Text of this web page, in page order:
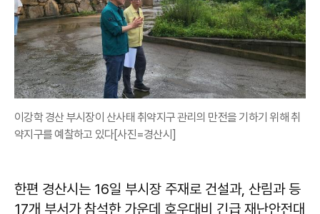
이강학 경산 부시장이 산사태 취약지구 관리의 만전을 기하기 위해 취
약지구를 예찰하고 있다[사진=경산시]
한편 경산시는 16일 부시장 주재로 건설과, 산림과 등
17개 부서가 참석한 가운데 호우대비 긴급 재난안전대